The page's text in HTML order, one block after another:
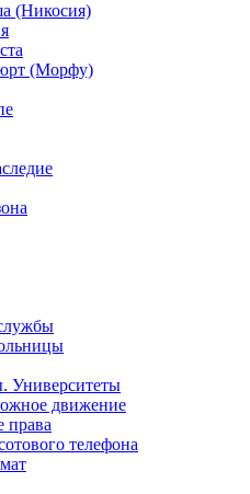
(Никосия)
(Морфу)
движение
права
телефона